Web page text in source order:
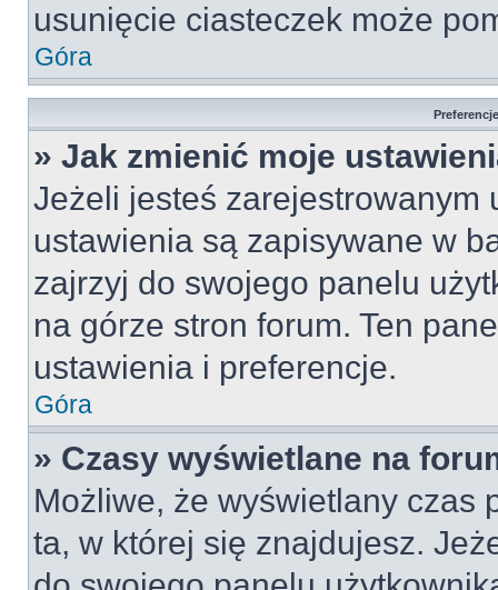
usunięcie ciasteczek może
Góra
» Jak zmienić moje
Jeżeli jesteś zarejestrowanym
ustawienia są zapisywane w
zajrzyj do swojego panelu
na górze stron forum. Ten
ustawienia i preferencje.
Góra
» Czasy wyświetlane na
Możliwe, że wyświetlany czas
ta, w której się znajdujesz.